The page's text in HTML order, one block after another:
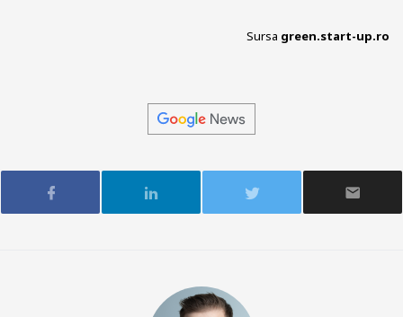
Sursa green.start-up.ro